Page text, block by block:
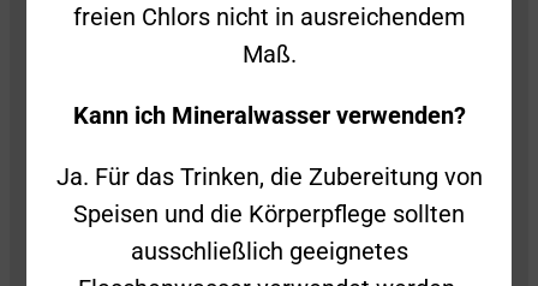
Kontakt
Privatsphäre-Einstellungen
Privatsphäre-Historie
freien Chlors nicht in ausreichendem
Maß.
Kann ich Mineralwasser verwenden?
Ja. Für das Trinken, die Zubereitung von
Speisen und die Körperpflege sollten
ausschließlich geeignetes